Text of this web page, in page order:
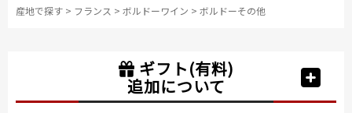
産地で探す > フランス > ボルドーワイン > ボルドーその他
ギフト(有料)
追加について